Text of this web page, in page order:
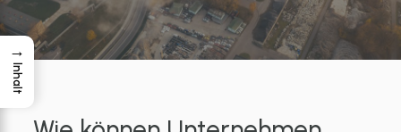
→
Inhalt